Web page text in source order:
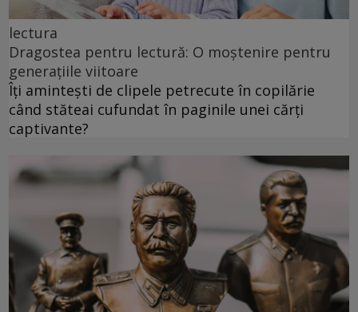
lectura
Dragostea pentru lectură: O moștenire pentru
generațiile viitoare
Îți amintești de clipele petrecute în copilărie
când stăteai cufundat în paginile unei cărți
captivante?